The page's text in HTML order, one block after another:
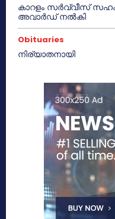
കാറളം സർവ്വീസ്
അവാർഡ് നൽകി
Obituaries
നിര്യാതനായി